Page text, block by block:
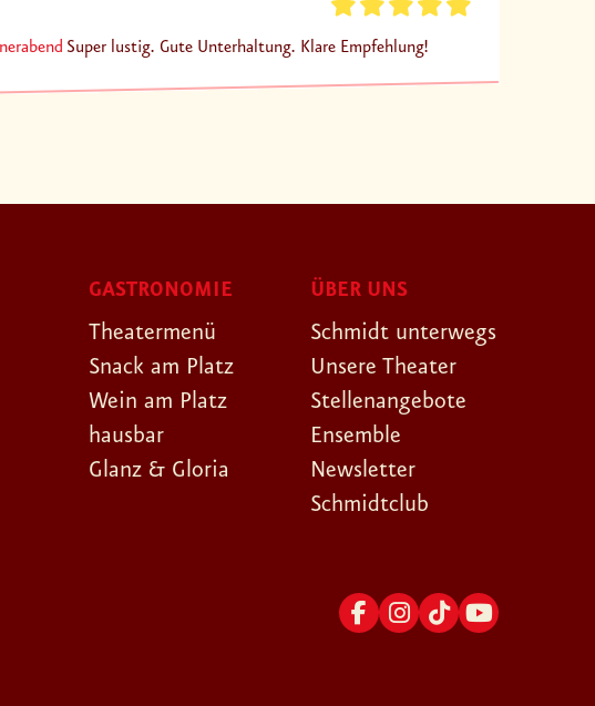
Super lustig. Gute Unterhaltung. Klare Empfehlung!
GASTRONOMIE
Theatermenü
Snack am Platz
Wein am Platz
hausbar
Glanz & Gloria
ÜBER UNS
Schmidt unterwegs
Unsere Theater
Stellenangebote
Ensemble
Newsletter
Schmidtclub